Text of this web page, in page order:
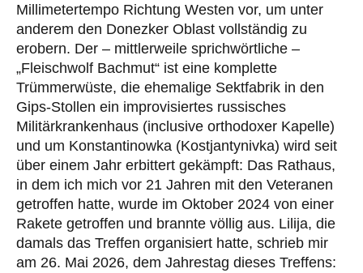
Millimetertempo Richtung Westen vor, um unter
anderem den Donezker Oblast vollständig zu
erobern. Der – mittlerweile sprichwörtliche –
„Fleischwolf Bachmut“ ist eine komplette
Trümmerwüste, die ehemalige Sektfabrik in den
Gips-Stollen ein improvisiertes russisches
Militärkrankenhaus (inclusive orthodoxer Kapelle)
und um Konstantinowka (Kostjantynivka) wird seit
über einem Jahr erbittert gekämpft: Das Rathaus,
in dem ich mich vor 21 Jahren mit den Veteranen
getroffen hatte, wurde im Oktober 2024 von einer
Rakete getroffen und brannte völlig aus. Lilija, die
damals das Treffen organisiert hatte, schrieb mir
am 26. Mai 2026, dem Jahrestag dieses Treffens: